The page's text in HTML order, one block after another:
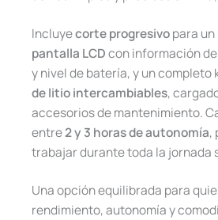
Incluyecorte progresivopara
pantalla LCDcon información
y nivel de batería, y un completo
de litio intercambiables,
accesorios de mantenimiento.
entre2 y 3 horas de autonomía,
trabajar durante toda la jornada
Una opción equilibrada para
rendimiento, autonomía y